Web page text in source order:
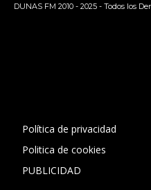
DUNAS FM 2010 - 2025 - Todos los
Política de privacidad
Politica de cookies
PUBLICIDAD